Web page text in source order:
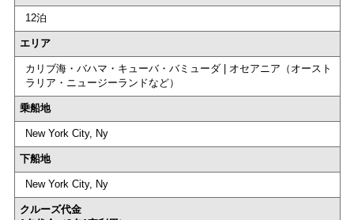
12泊
エリア
カリブ海・バハマ・キューバ・バミューダ | オセアニア（オースト
ラリア・ニュージーランドなど）
乗船地
New York City, Ny
下船地
New York City, Ny
クルーズ代金